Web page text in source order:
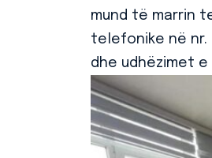
mund të marrin
telefonike në nr.
dhe udhëzimet